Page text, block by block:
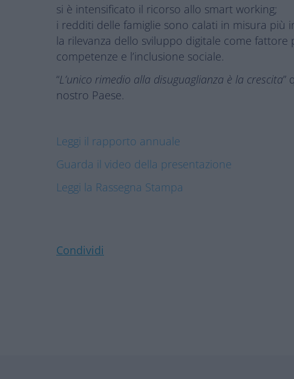
si è intensificato il ricorso allo smart working;
i redditi delle famiglie sono calati in misura più
la rilevanza dello sviluppo digitale come
competenze e l’inclusione sociale.
“L’unico rimedio alla disuguaglianza è la crescita”
nostro Paese.
Leggi il rapporto annuale
Guarda il video della presentazione
Leggi la Rassegna Stampa
Condividi